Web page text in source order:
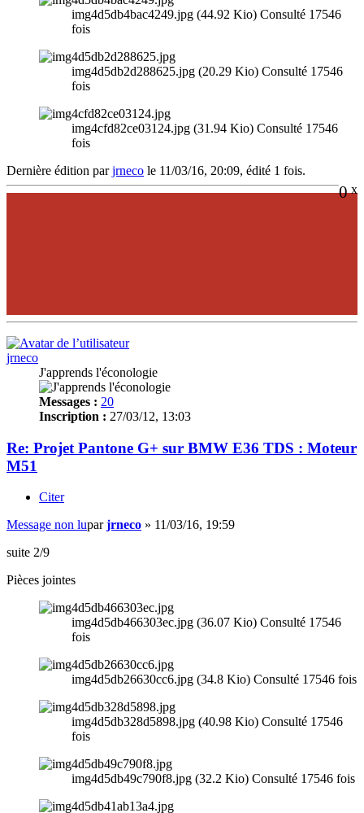
img4d5db4bac4249.jpg (44.92 Kio) Consulté 17546
fois
img4d5db2d288625.jpg (20.29 Kio) Consulté 17546
fois
img4cfd82ce03124.jpg (31.94 Kio) Consulté 17546
fois
Dernière édition parjrneco le 11/03/16, 20:09, édité 1 fois.
0 x
jrneco
J'apprends l'éconologie
Messages : 20
Inscription : 27/03/12, 13:03
Re: Projet Pantone G+ sur BMW E36 TDS : Moteur
M51
Citer
Message non luparjrneco » 11/03/16, 19:59
suite 2/9
Pièces jointes
img4d5db466303ec.jpg (36.07 Kio) Consulté 17546
fois
img4d5db26630cc6.jpg (34.8 Kio) Consulté 17546 fois
img4d5db328d5898.jpg (40.98 Kio) Consulté 17546
fois
img4d5db49c790f8.jpg (32.2 Kio) Consulté 17546 fois